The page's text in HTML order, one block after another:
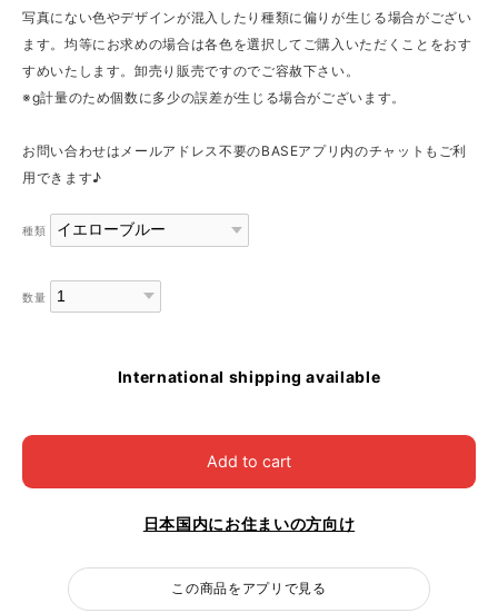
写真にない色やデザインが混入したり種類に偏りが生じる場合がござい
ます。均等にお求めの場合は各色を選択してご購入いただくことをおす
すめいたします。卸売り販売ですのでご容赦下さい。
※g計量のため個数に多少の誤差が生じる場合がございます。
お問い合わせはメールアドレス不要のBASEアプリ内のチャットもご利
用できます♪
種類
数量
International shipping available
Add to cart
日本国内にお住まいの方向け
この商品をアプリで見る